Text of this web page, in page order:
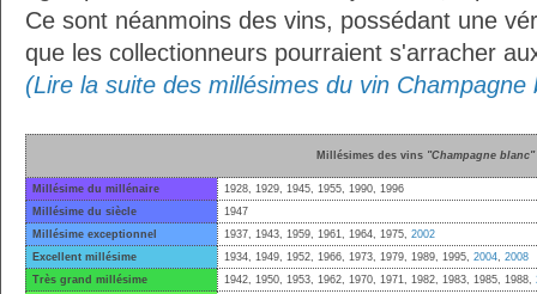
Ce sont néanmoins des vins, possédant une
que les collectionneurs pourraient s'arracher
(Lire la suite des millésimes du vin Champagne
Millésimes des vins "Champagne blanc"
Millésime du millénaire
1928, 1929, 1945, 1955, 1990, 1996
Millésime du siècle
1947
Millésime exceptionnel
1937, 1943, 1959, 1961, 1964, 1975, 2002
Excellent millésime
1934, 1949, 1952, 1966, 1973, 1979, 1989, 1995, 2004, 2008
Très grand millésime
1942, 1950, 1953, 1962, 1970, 1971, 1982, 1983, 1985, 1988,